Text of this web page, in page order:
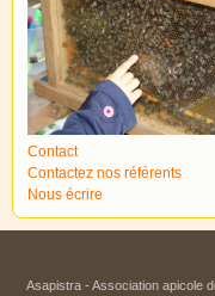
Contact
Contactez nos référents
Nous écrire
Asapistra - Association apicole